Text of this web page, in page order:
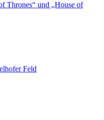
Thrones“ und „House of
Feld